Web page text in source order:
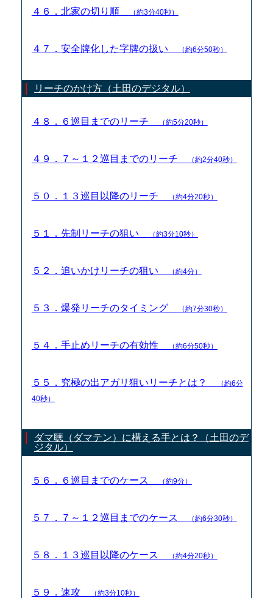
４６．北家の切り順 （約3分40秒）
４７．安全牌化した字牌の扱い （約6分50秒）
リーチのかけ方（土田のデジタル）
４８．６巡目までのリーチ （約5分20秒）
４９．７～１２巡目までのリーチ （約2分40秒）
５０．１３巡目以降のリーチ （約4分20秒）
５１．先制リーチの狙い （約3分10秒）
５２．追いかけリーチの狙い （約4分）
５３．爆発リーチのタイミング （約7分30秒）
５４．手止めリーチの有効性 （約6分50秒）
５５．究極の出アガリ狙いリーチとは？
（約6分
40秒）
ダマ聴（ダマテン）に構える手とは？（土田のデ
ジタル）
５６．６巡目までのケース （約9分）
５７．７～１２巡目までのケース （約6分30秒）
５８．１３巡目以降のケース （約4分20秒）
５９．速攻 （約3分10秒）